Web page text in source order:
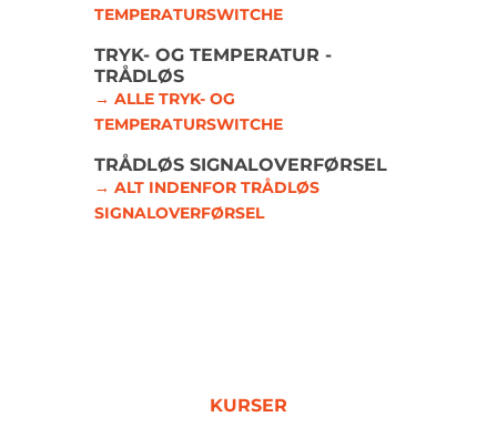
TEMPERATURSWITCHE
TRYK- OG TEMPERATUR -
TRÅDLØS
→ ALLE TRYK- OG
TEMPERATURSWITCHE
TRÅDLØS SIGNALOVERFØRSEL
→ ALT INDENFOR TRÅDLØS
SIGNALOVERFØRSEL
KURSER